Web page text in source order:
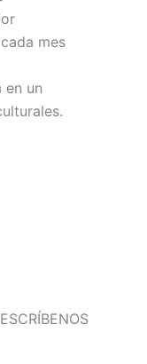
mes
en un
ESCRÍBENOS